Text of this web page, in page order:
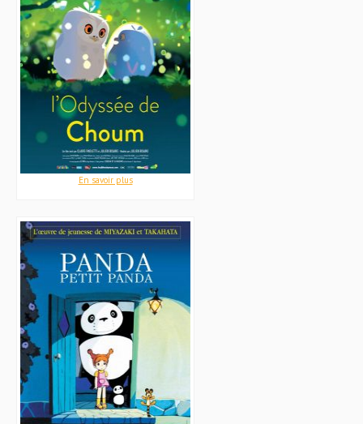
En savoir plus